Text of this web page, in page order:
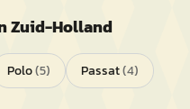
Zuid-Holland
Polo(5) Passat(4)